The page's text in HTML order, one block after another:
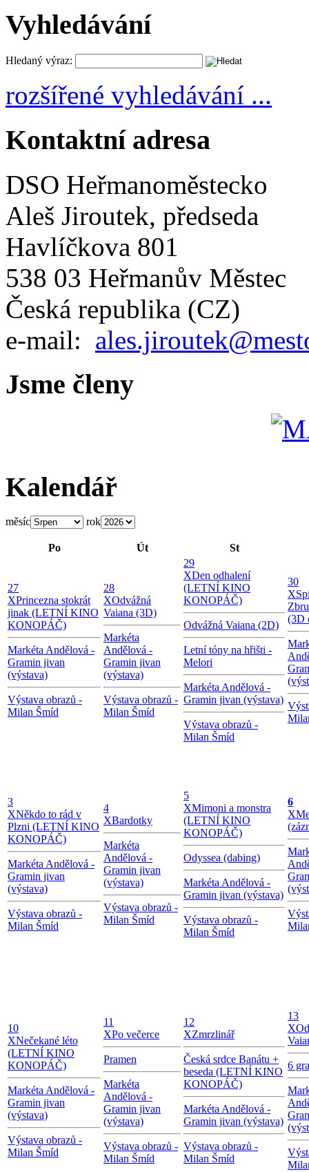
Vyhledávání
Hledaný výraz:
rozšířené vyhledávání ...
Kontaktní adresa
DSO Heřmanoměstecko
Aleš Jiroutek, předseda
Havlíčkova 801
538 03 Heřmanův Městec
Česká republika (CZ)
e-mail:
Jsme členy
Kalendář
měsíc rok
Po Út St
27
XPrincezna stokrát
jinak (LETNÍ KINO
KONOPÁČ)
Markéta Andělová -
Gramin jivan
(výstava)
Výstava obrazů -
Milan Šmíd
28
XOdvážná
Vaiana (3D)
Markéta
Andělová -
Gramin jivan
(výstava)
Výstava obrazů -
Milan Šmíd
29
XDen odhalení
(LETNÍ KINO
KONOPÁČ)
Odvážná Vaiana (2D)
Letní tóny na hřišti -
Melori
Markéta Andělová -
Gramin jivan (výstava)
Výstava obrazů -
Milan Šmíd
30
X
(3D
3
XNěkdo to rád v
Plzni (LETNÍ KINO
KONOPÁČ)
Markéta Andělová -
Gramin jivan
(výstava)
Výstava obrazů -
Milan Šmíd
4
XBardotky
Markéta
Andělová -
Gramin jivan
(výstava)
Výstava obrazů -
Milan Šmíd
5
XMimoni a monstra
(LETNÍ KINO
KONOPÁČ)
Odyssea (dabing)
Markéta Andělová -
Gramin jivan (výstava)
Výstava obrazů -
Milan Šmíd
6
X
10
XNečekané léto
(LETNÍ KINO
KONOPÁČ)
Markéta Andělová -
Gramin jivan
(výstava)
Výstava obrazů -
Milan Šmíd
11
XPo večerce
Pramen
Markéta
Andělová -
Gramin jivan
(výstava)
Výstava obrazů -
Milan Šmíd
12
XZmrzlinář
Česká srdce Banátu +
beseda (LETNÍ KINO
KONOPÁČ)
Markéta Andělová -
Gramin jivan (výstava)
Výstava obrazů -
Milan Šmíd
13
X
6